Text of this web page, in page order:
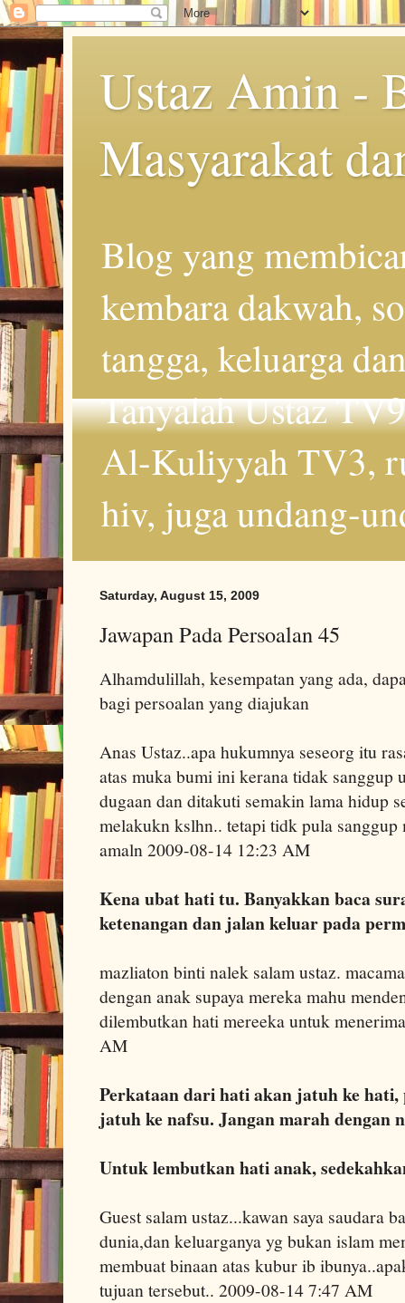
Ustaz Amin -
Masyarakat
Blog yang
kembara dakwah,
tangga, keluarga
Tanyalah Ustaz
Al-Kuliyyah TV3,
hiv, juga undang-
Saturday, August 15, 2009
Jawapan Pada Persoalan 45
Alhamdulillah, kesempatan yang ada,
bagi persoalan yang diajukan
Anas Ustaz..apa hukumnya seseorg itu
atas muka bumi ini kerana tidak sanggup
dugaan dan ditakuti semakin lama hidup
melakukn kslhn.. tetapi tidk pula
amaln 2009-08-14 12:23 AM
Kena ubat hati tu. Banyakkan baca
ketenangan dan jalan keluar pada
mazliaton binti nalek salam ustaz.
dengan anak supaya mereka mahu
dilembutkan hati mereeka untuk
AM
Perkataan dari hati akan jatuh ke
jatuh ke nafsu. Jangan marah dengan
Untuk lembutkan hati anak,
Guest salam ustaz...kawan saya saudara
dunia,dan keluarganya yg bukan islam
membuat binaan atas kubur ib
tujuan tersebut.. 2009-08-14 7:47 AM